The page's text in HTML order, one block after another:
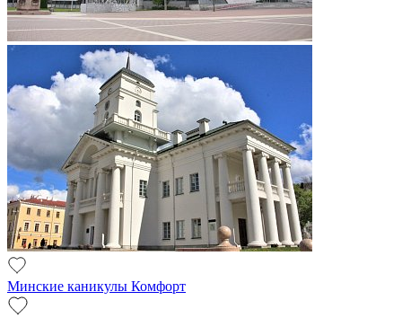
Минские каникулы Комфорт